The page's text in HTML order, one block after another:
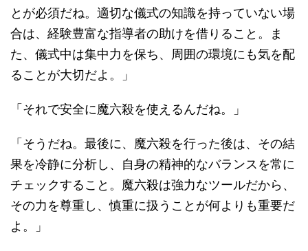
とが必須だね。適切な儀式の知識を持っていない場
合は、経験豊富な指導者の助けを借りること。ま
た、儀式中は集中力を保ち、周囲の環境にも気を配
ることが大切だよ。」
「それで安全に魔六殺を使えるんだね。」
「そうだね。最後に、魔六殺を行った後は、その結
果を冷静に分析し、自身の精神的なバランスを常に
チェックすること。魔六殺は強力なツールだから、
その力を尊重し、慎重に扱うことが何よりも重要だ
よ。」